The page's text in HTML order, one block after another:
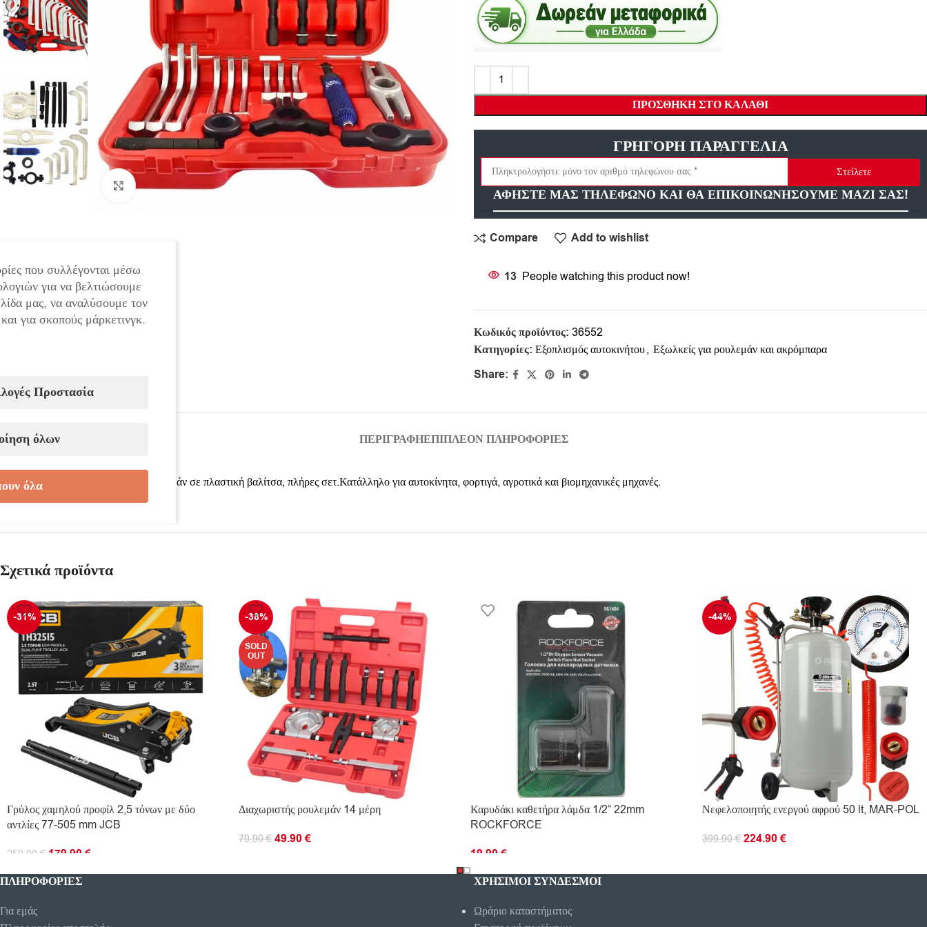
Click to enlarge
ΠΡΟΣΘΉΚΗ ΣΤΟ ΚΑΛΆΘΙ
ΓΡΗΓΟΡΗ ΠΑΡΑΓΓΕΛΙΑ
Στείλετε
ΑΦΗΣΤΕ ΜΑΣ ΤΗΛΕΦΩΝΟ ΚΑΙ ΘΑ ΕΠΙΚΟΙΝΩΝΗΣΟΥΜΕ ΜΑΖΙ ΣΑΣ!
Compare Add to wishlist
13 People watching this product now!
Κωδικός προϊόντος: 36552
Κατηγορίες: Εξοπλισμός αυτοκινήτου, Еξωλκείς για ρουλεμάν και ακρόμπαρα
Share:
ΠΕΡΙΓΡΑΦΉΕΠΙΠΛΈΟΝ ΠΛΗΡΟΦΟΡΊΕΣ
Σετ επαγγελματικό εξωλκέα για ρουλεμάν σε πλαστική βαλίτσα, πλήρες σετ.Κατάλληλο για αυτοκίνητα, φορτιγά, αγροτικά και βιομηχανικές μηχανές.
Σχετικά προϊόντα
-31%
Γρύλος χαμηλού προφίλ 2,5 τόνων με δύο
αντλίες 77-505 mm JCB
259.90 € 179.90€
ΠΡΟΣΘΉΚΗ ΣΤΟ ΚΑΛΆΘΙ
-38%
SOLD
OUT
Διαχωριστής ρουλεμάν 14 μέρη
79.90€ 49.90€
Καρυδάκι καθετήρα λάμδα 1/2“ 22mm
ROCKFORCE
19.90€
ΠΡΟΣΘΉΚΗ ΣΤΟ ΚΑΛΆΘΙ
-44%
Νεφελοποιητής ενεργού αφρού 50 lt, MAR-POL
399.90€ 224.90€
ΠΛΗΡΟΦΟΡΊΕΣ
Για εμάς
ΧΡΗΣΙΜΟΙ ΣΥΝΔΕΣΜΟΙ
Ωράριο καταστήματος
που συλλέγονται μέσω
για να βελτιώσουμε
μας, να αναλύσουμε τον
για σκοπούς μάρκετινγκ.
Προστασία
όλων
όλα